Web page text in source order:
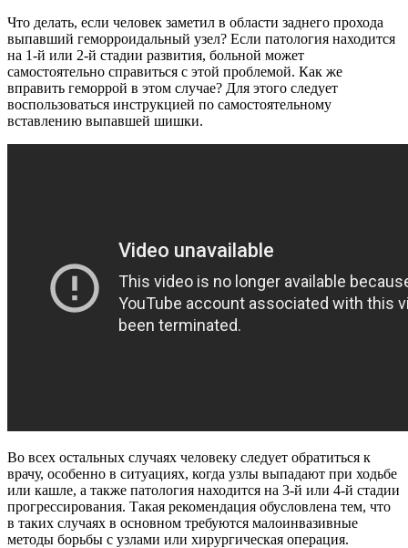
Что делать, если человек заметил в области заднего прохода
выпавший геморроидальный узел? Если патология находится
на 1-й или 2-й стадии развития, больной может
самостоятельно справиться с этой проблемой. Как же
вправить геморрой в этом случае? Для этого следует
воспользоваться инструкцией по самостоятельному
вставлению выпавшей шишки.
Во всех остальных случаях человеку следует обратиться к
врачу, особенно в ситуациях, когда узлы выпадают при ходьбе
или кашле, а также патология находится на 3-й или 4-й стадии
прогрессирования. Такая рекомендация обусловлена тем, что
в таких случаях в основном требуются малоинвазивные
методы борьбы с узлами или хирургическая операция.